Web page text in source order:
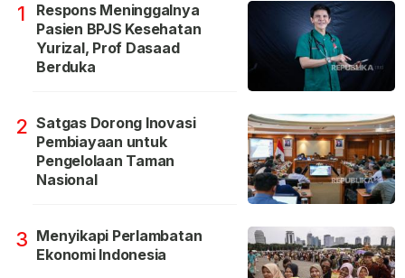
1
Respons Meninggalnya
Pasien BPJS Kesehatan
Yurizal, Prof Dasaad
Berduka
2 Satgas Dorong Inovasi
Pembiayaan untuk
Pengelolaan Taman
Nasional
3 Menyikapi Perlambatan
Ekonomi Indonesia